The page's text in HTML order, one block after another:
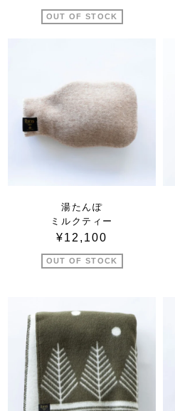
OUT OF STOCK
湯たんぽ
ミルクティー
¥12,100
OUT OF STOCK